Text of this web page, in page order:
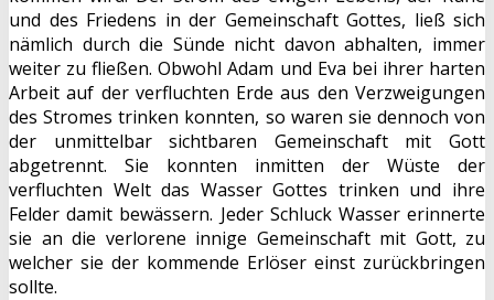
und des Friedens in der Gemeinschaft Gottes, ließ sich
nämlich durch die Sünde nicht davon abhalten, immer
weiter zu fließen. Obwohl Adam und Eva bei ihrer harten
Arbeit auf der verfluchten Erde aus den Verzweigungen
des Stromes trinken konnten, so waren sie dennoch von
der unmittelbar sichtbaren Gemeinschaft mit Gott
abgetrennt. Sie konnten inmitten der Wüste der
verfluchten Welt das Wasser Gottes trinken und ihre
Felder damit bewässern. Jeder Schluck Wasser erinnerte
sie an die verlorene innige Gemeinschaft mit Gott, zu
welcher sie der kommende Erlöser einst zurückbringen
sollte.